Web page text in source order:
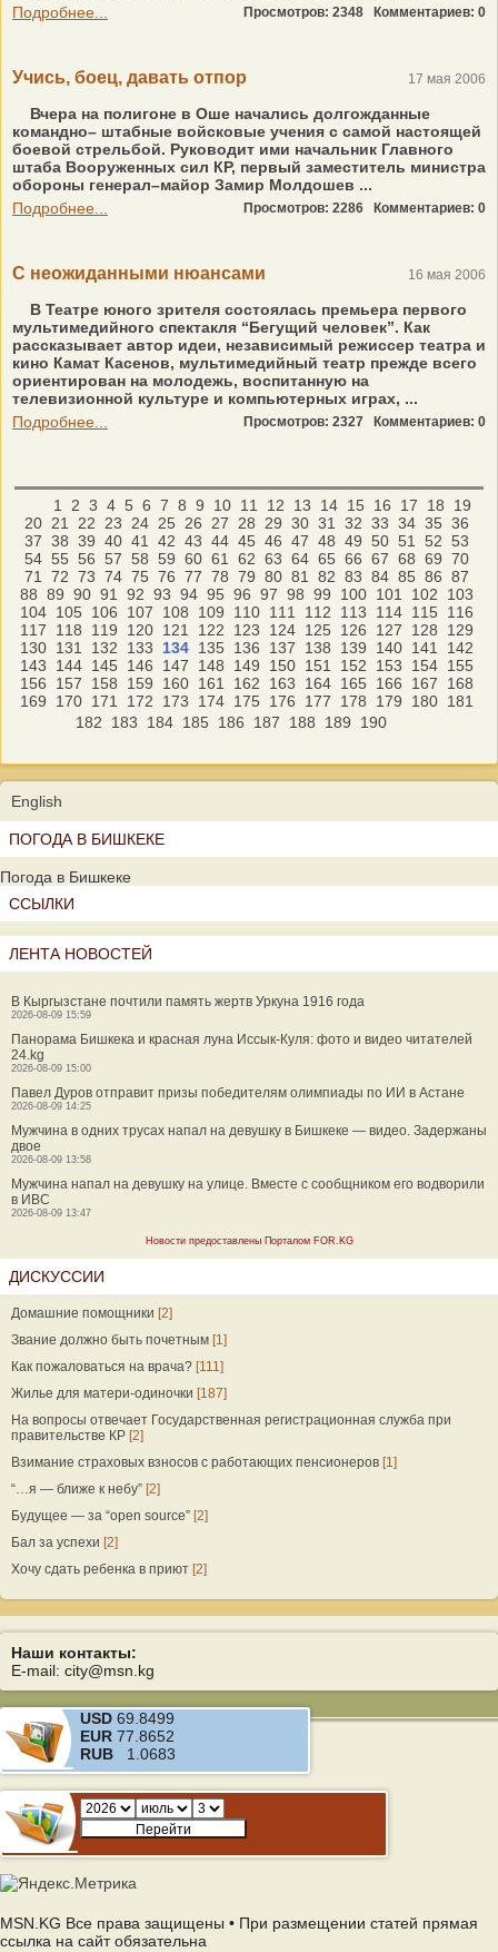
Подробнее...
Просмотров: 2348 Комментариев: 0
Учись, боец, давать отпор 17 мая 2006
Вчера на полигоне в Оше начались долгожданные
командно– штабные войсковые учения с самой настоящей
боевой стрельбой. Руководит ими начальник Главного
штаба Вооруженных сил КР, первый заместитель министра
обороны генерал–майор Замир Молдошев ...
Подробнее...
Просмотров: 2286 Комментариев: 0
С неожиданными нюансами 16 мая 2006
В Театре юного зрителя состоялась премьера первого
мультимедийного спектакля “Бегущий человек”. Как
рассказывает автор идеи, независимый режиссер театра и
кино Камат Касенов, мультимедийный театр прежде всего
ориентирован на молодежь, воспитанную на
телевизионной культуре и компьютерных играх, ...
Подробнее...
Просмотров: 2327 Комментариев: 0
1 2 3 4 5 6 7 8 9 10 11 12 13 14 15 16 17 18
19
20 21 22 23 24 25 26 27 28 29 30 31 32 33 34 35 36
37 38 39 40 41 42 43 44 45 46 47 48 49 50 51 52 53
54 55 56 57 58 59 60 61 62 63 64 65 66 67 68 69 70
71
72 73 74 75 76 77 78 79 80 81 82 83 84 85 86 87
88 89 90 91 92 93 94 95 96 97 98 99 100 101 102
103
104 105 106 107 108 109 110 111 112 113 114 115
116
117
118 119 120 121 122 123 124 125 126 127 128
129
130 131 132 133 134 135 136 137 138 139 140 141
142
143
144 145 146 147 148 149 150 151 152 153 154 155
156
157 158 159 160 161 162 163 164 165 166 167
168
169
170 171 172 173 174 175 176 177 178 179 180 181
182
183 184 185 186 187 188 189 190
English
ПОГОДА В БИШКЕКЕ
Погода в Бишкеке
ССЫЛКИ
ЛЕНТА НОВОСТЕЙ
В Кыргызстане почтили память жертв Уркуна 1916 года
2026-08-09 15:59
Панорама Бишкека и красная луна Иссык-Куля: фото и видео читателей
24.kg
2026-08-09 15:00
Павел Дуров отправит призы победителям олимпиады по ИИ в Астане
2026-08-09 14:25
Мужчина в одних трусах напал на девушку в Бишкеке — видео. Задержаны
двое
2026-08-09 13:58
Мужчина напал на девушку на улице. Вместе с сообщником его водворили
в ИВС
2026-08-09 13:47
Новости предоставлены Порталом FOR.KG
ДИСКУССИИ
Домашние помощники [2]
Звание должно быть почетным [1]
Как пожаловаться на врача? [111]
Жилье для матери-одиночки [187]
На вопросы отвечает Государственная регистрационная служба при
правительстве КР [2]
Взимание страховых взносов с работающих пенсионеров [1]
“…я — ближе к небу” [2]
Будущее — за “open source” [2]
Бал за успехи [2]
Хочу сдать ребенка в приют [2]
Наши контакты:
E-mail: city@msn.kg
USD 69.8499
EUR 77.8652
RUB 1.0683
MSN.KG Все права защищены • При размещении статей прямая
ссылка на сайт обязательна